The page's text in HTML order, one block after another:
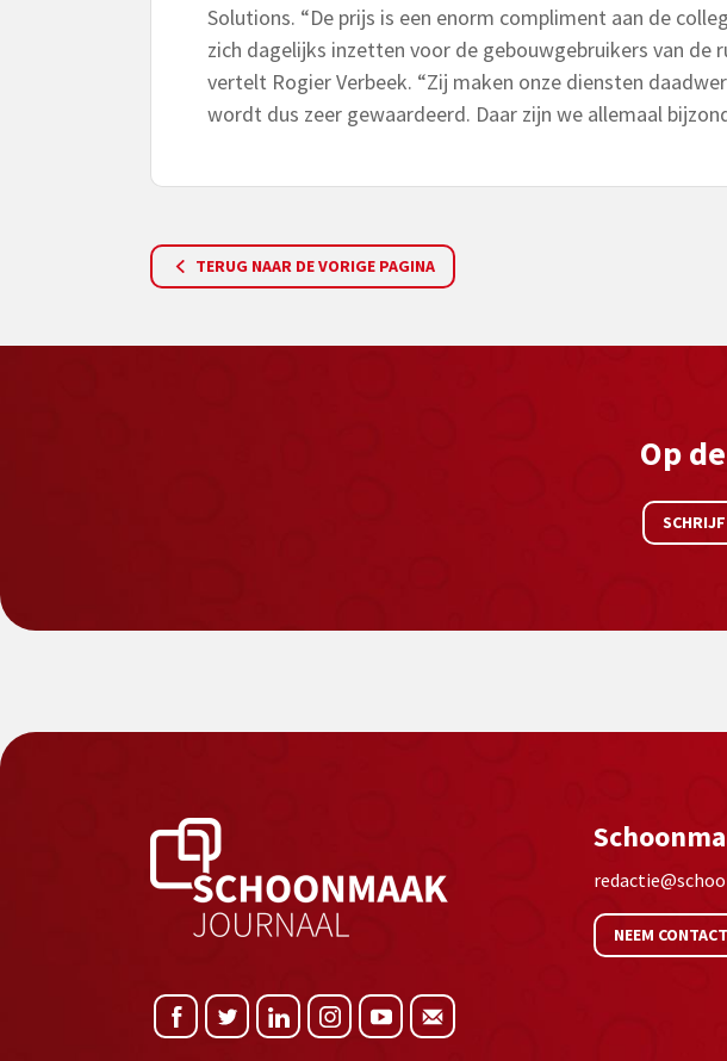
Solutions. “De prijs is een enorm compliment aan de
zich dagelijks inzetten voor de gebouwgebruikers van de
vertelt Rogier Verbeek. “Zij maken onze diensten
wordt dus zeer gewaardeerd. Daar zijn we allemaal
TERUG NAAR DE VORIGE PAGINA
Op
NEEM